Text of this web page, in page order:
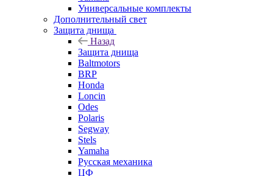
Универсальные комплекты
Дополнительный свет
Защита днища
Назад
Защита днища
Baltmotors
BRP
Honda
Loncin
Odes
Polaris
Segway
Stels
Yamaha
Русская механика
ЦФ